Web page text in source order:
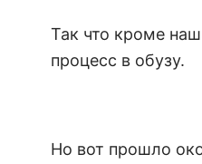
Так что кроме
процесс в обузу.
Но вот прошло